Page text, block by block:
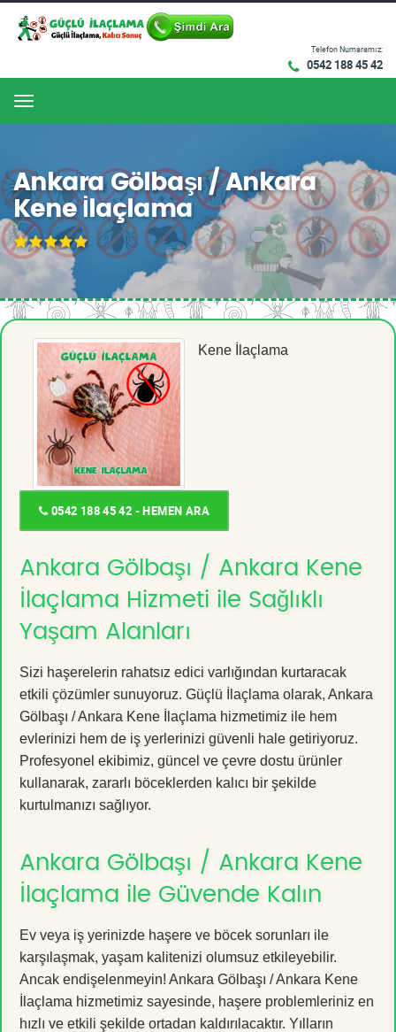
Telefon Numaramız:
0542 188 45 42
Menu
Ankara Gölbaşı / Ankara
Kene İlaçlama
Kene İlaçlama
0542 188 45 42 - HEMEN ARA
Ankara Gölbaşı / Ankara Kene
İlaçlama Hizmeti ile Sağlıklı
Yaşam Alanları
Sizi haşerelerin rahatsız edici varlığından kurtaracak
etkili çözümler sunuyoruz. Güçlü İlaçlama olarak, Ankara
Gölbaşı / Ankara Kene İlaçlama hizmetimiz ile hem
evlerinizi hem de iş yerlerinizi güvenli hale getiriyoruz.
Profesyonel ekibimiz, güncel ve çevre dostu ürünler
kullanarak, zararlı böceklerden kalıcı bir şekilde
kurtulmanızı sağlıyor.
Ankara Gölbaşı / Ankara Kene
İlaçlama ile Güvende Kalın
Ev veya iş yerinizde haşere ve böcek sorunları ile
karşılaşmak, yaşam kalitenizi olumsuz etkileyebilir.
Ancak endişelenmeyin! Ankara Gölbaşı / Ankara Kene
İlaçlama hizmetimiz sayesinde, haşere problemleriniz en
hızlı ve etkili şekilde ortadan kaldırılacaktır. Yılların